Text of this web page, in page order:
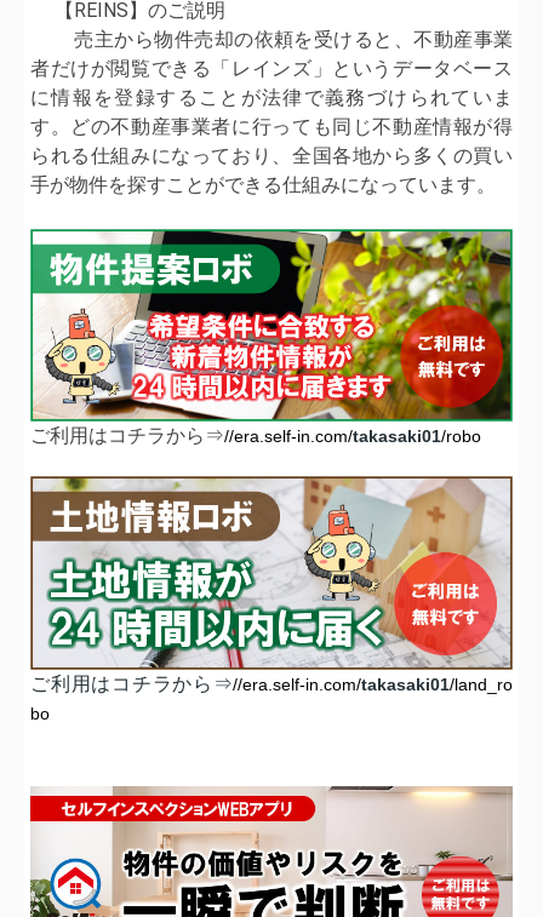
【REINS】のご説明
売主から物件売却の依頼を受けると、不動産事業
者だけが閲覧できる「レインズ」というデータベース
に情報を登録することが法律で義務づけられていま
す。どの不動産事業者に行っても同じ不動産情報が得
られる仕組みになっており、全国各地から多くの買い
手が物件を探すことができる仕組みになっています。
ご利用はコチラから⇒//era.self-in.com/takasaki01/robo
ご利用はコチラから⇒//era.self-in.com/takasaki01/land_ro
bo